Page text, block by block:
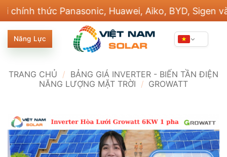
Bỏ
nội
dung
thức Panasonic, Huawei, Aiko, BYD, Sigen và 20
Năng Lực
TRANG CHỦ / BẢNG GIÁ INVERTER - BIẾN TẦN ĐIỆN
NĂNG LƯỢNG MẶT TRỜI / GROWATT